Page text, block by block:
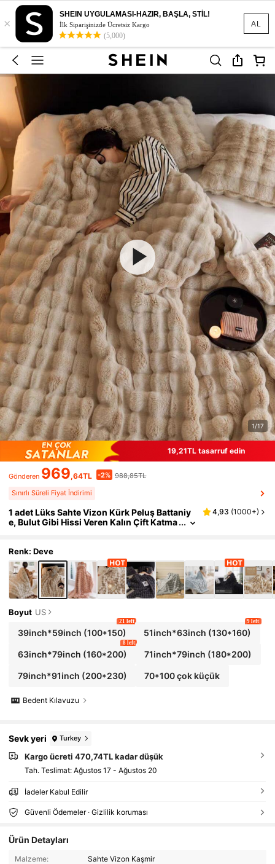
AL
×
SHEIN UYGULAMASI-HAZIR, BAŞLA, STİL!
İlk Siparişinizde Ücretsiz Kargo
(5,000)
1/17
19,21TL tasarruf edin
Gönderen 969,64TL -2% 988,85TL
Sınırlı Süreli Fiyat İndirimi
1 adet Lüks Sahte Vizon Kürk Peluş Battaniy
e, Bulut Gibi Hissi Veren Kalın Çift Katma
yrıca Ev Yaşam Kalitesini Artırmak İçin Harik
a Bir Hediyedir
4,93 (1000+)
Renk: Deve
Boyut US
39inch*59inch (100*150)
21 left
51inch*63inch (130*160)
9 left
63inch*79inch (160*200)
8 left
71inch*79inch (180*200)
79inch*91inch (200*230) 70*100 çok küçük
Bedent Kılavuzu
Sevk yeri Turkey
Kargo ücreti 470,74TL kadar düşük
Tah. Teslimat: Ağustos 17 - Ağustos 20
İadeler Kabul Edilir
Güvenli Ödemeler · Gizlilik koruması
Ürün Detayları
Malzeme:
Sahte Vizon Kaşmir